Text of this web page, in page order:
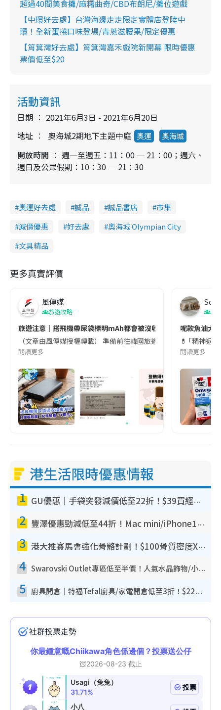
超過40間美食攤/麻糬曲奇/CBD布朗尼/攤位遊戲
【中環好去處】台灣海邊走走限定實體店登陸中
環！全新蛋捲口味登場/青蔥滋腰果/限定優惠
【筲箕灣好去處】筲箕灣嘉禾戲院新開幕 限時優惠
票價低至$20
活動資訊
日期
2021年6月3日 - 2021年6月20日
地址
奧海城2期地下主題中庭 奧運 奧海城
開放時間
週一至週五：11：00 ─ 21：00；週六、
週日及公眾假期：10：30 ─ 21：30
奧運好去處 誠品 誠品書店
市集
減價優惠
好去處
奧海城 Olympian City
文具精品
更多真實評價
風傳媒
旅遊攻略
旅遊注意｜搭飛機帶尿袋標明mAh都會被沒收😱出發前切記檢查
（文章由風傳媒授權轉載） 準備前往韓國旅遊的民眾，近期要
閱讀更多
Soul
呢款魚油大
💊 ｢精神返
閱讀更多
港生活限時優惠情報
1 GU優惠｜手袋突發減價低至22折！$39買經典波士頓包/餃子袋！飾物同步減價$29起！
2 豐澤優惠勁減低至44折！Mac mini/iPhone17Pro大減價！廚房家電$220起
3 港大推賽馬會強化骨骼計劃！$100骨質密度X光檢查 完成免費運動訓練送超市禮券！附參加資格
4 Swarovski Outlet專區低至半價！人氣水晶飾物/小擺設$138起！迪士尼款/水晶高跟鞋都有平
5 廚具開倉｜特福Tefal廚具/家電開倉低至3折！$220起買平底鍋/炒鑊/湯煲！電飯煲/吸塵機/燙斗$418起